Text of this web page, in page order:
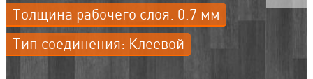
Толщина рабочего слоя: 0.7 мм
Тип соединения: Клеевой